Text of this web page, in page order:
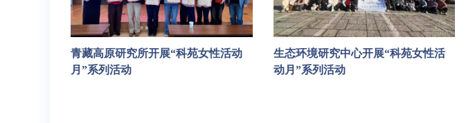
青藏高原研究所开展“科苑女性活动
月”系列活动
生态环境研究中心开展“科苑女性活
动月”系列活动